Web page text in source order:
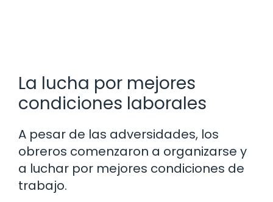
La lucha por mejores
condiciones laborales
A pesar de las adversidades, los
obreros comenzaron a organizarse y
a luchar por mejores condiciones de
trabajo.